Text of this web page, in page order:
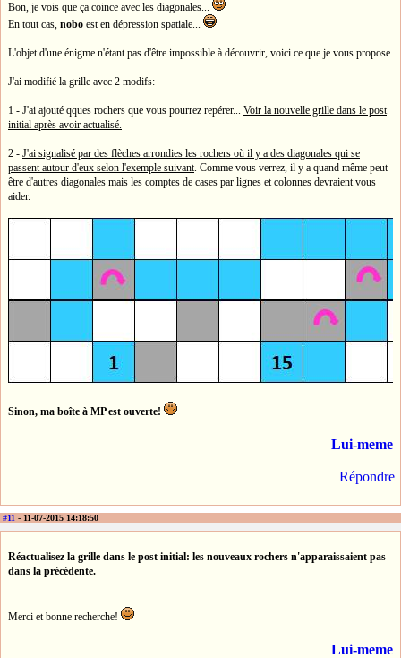
Bon, je vois que ça coince avec les diagonales...
En tout cas, nobo est en dépression spatiale...
L'objet d'une énigme n'étant pas d'être impossible à découvrir, voici ce que je vous propose.
J'ai modifié la grille avec 2 modifs:
1 - J'ai ajouté qques rochers que vous pourrez repérer... Voir la nouvelle grille dans le post
initial après avoir actualisé.
2 - J'ai signalisé par des flèches arrondies les rochers où il y a des diagonales qui se
passent autour d'eux selon l'exemple suivant. Comme vous verrez, il y a quand même peut-
être d'autres diagonales mais les comptes de cases par lignes et colonnes devraient vous
aider.
Sinon, ma boîte à MP est ouverte!
Lui-meme
Répondre
#11 - 11-07-2015 14:18:50
Réactualisez la grille dans le post initial: les nouveaux rochers n'apparaissaient pas
dans la précédente.
Merci et bonne recherche!
Lui-meme